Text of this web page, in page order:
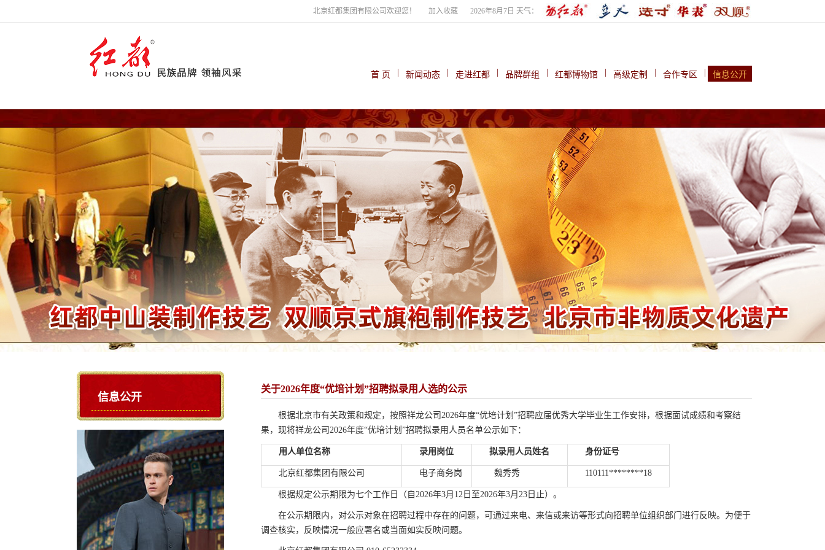
2026年8月7日 天气：
加入收藏
北京红都集团有限公司欢迎您！
信息公开
合作专区
高级定制
红都博物馆
品牌群组
走进红都
新闻动态
首 页
信息公开
关于2026年度“优培计划”招聘拟录用人选的公示
根据北京市有关政策和规定，按照祥龙公司2026年度“优培计划”招聘应届优秀大学毕业生工作安排，根据面试成绩和考察结
果，现将祥龙公司2026年度“优培计划”招聘拟录用人员名单公示如下：
用人单位名称 录用岗位 拟录用人员姓名 身份证号
北京红都集团有限公司 电子商务岗 魏秀秀 110111********18
根据规定公示期限为七个工作日（自2026年3月12日至2026年3月23日止）。
在公示期限内，对公示对象在招聘过程中存在的问题，可通过来电、来信或来访等形式向招聘单位组织部门进行反映。为便于
调查核实，反映情况一般应署名或当面如实反映问题。